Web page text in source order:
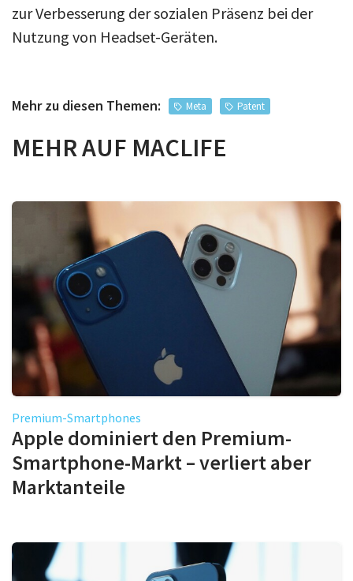
zur Verbesserung der sozialen Präsenz bei der
Nutzung von Headset-Geräten.
Mehr zu diesen Themen: Meta Patent
MEHR AUF MACLIFE
Premium-Smartphones
Apple dominiert den Premium-
Smartphone-Markt – verliert aber
Marktanteile